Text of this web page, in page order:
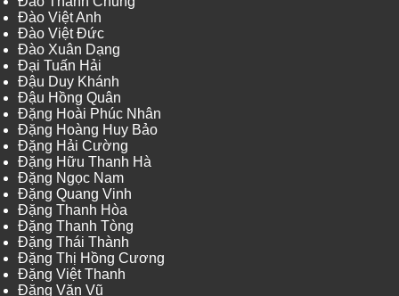
Đào Việt Anh
Đào Việt Đức
Đào Xuân Dạng
Đại Tuấn Hải
Đậu Duy Khánh
Đậu Hồng Quân
Đặng Hoài Phúc Nhân
Đặng Hoàng Huy Bảo
Đặng Hải Cường
Đặng Hữu Thanh Hà
Đặng Ngọc Nam
Đặng Quang Vinh
Đặng Thanh Hòa
Đặng Thanh Tòng
Đặng Thái Thành
Đặng Thị Hồng Cương
Đặng Việt Thanh
Đặng Văn Vũ